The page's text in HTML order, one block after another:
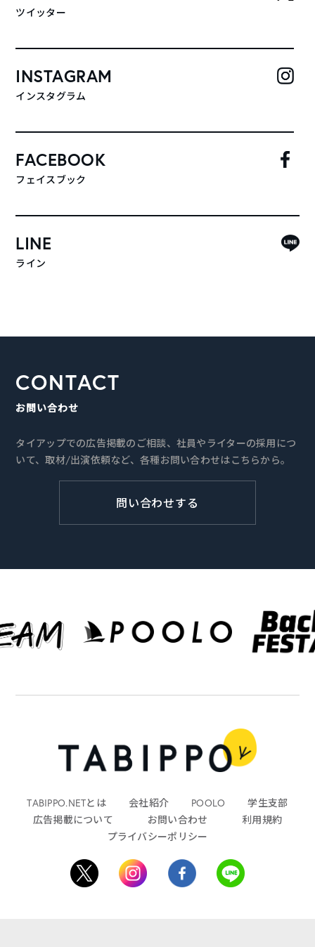
ツイッター
INSTAGRAM
インスタグラム
FACEBOOK
フェイスブック
LINE
ライン
CONTACT
お問い合わせ
タイアップでの広告掲載のご相談、社員やライターの採用につ
いて、取材/出演依頼など、各種お問い合わせはこちらから。
問い合わせする
TABIPPO.NETとは 会社紹介 POOLO
学生支部
広告掲載について
お問い合わせ
利用規約
プライバシーポリシー